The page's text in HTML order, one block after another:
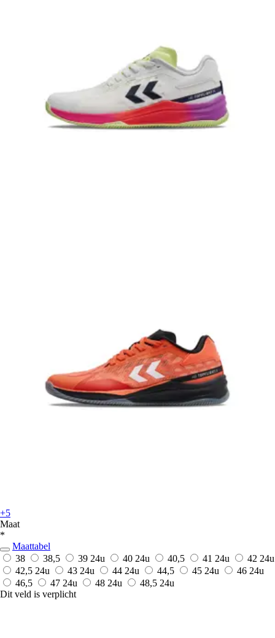
+5
Maat
*
Maattabel
38
38,5 39 24u 40 24u 40,5 41 24u 42 24u
42,5 24u 43 24u 44 24u 44,5 45 24u 46 24u
46,5
47 24u 48 24u 48,5 24u
Dit veld is verplicht